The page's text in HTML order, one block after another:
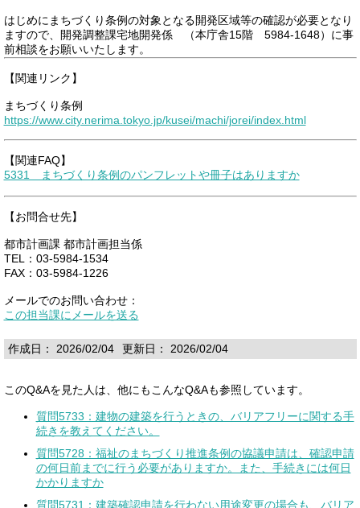
はじめにまちづくり条例の対象となる開発区域等の確認が必要となり
ますので、開発調整課宅地開発係 （本庁舎15階 5984-1648）に事
前相談をお願いいたします。
【関連リンク】
まちづくり条例
https://www.city.nerima.tokyo.jp/kusei/machi/jorei/index.html
【関連FAQ】
5331 まちづくり条例のパンフレットや冊子はありますか
【お問合せ先】
都市計画課 都市計画担当係
TEL：03-5984-1534
FAX：03-5984-1226
メールでのお問い合わせ：
この担当課にメールを送る
作成日： 2026/02/04 更新日： 2026/02/04
このQ&Aを見た人は、他にもこんなQ&Aも参照しています。
質問5733：建物の建築を行うときの、バリアフリーに関する手
続きを教えてください。
質問5728：福祉のまちづくり推進条例の協議申請は、確認申請
の何日前までに行う必要がありますか。また、手続きには何日
かかりますか
質問5731：建築確認申請を行わない用途変更の場合も、バリア